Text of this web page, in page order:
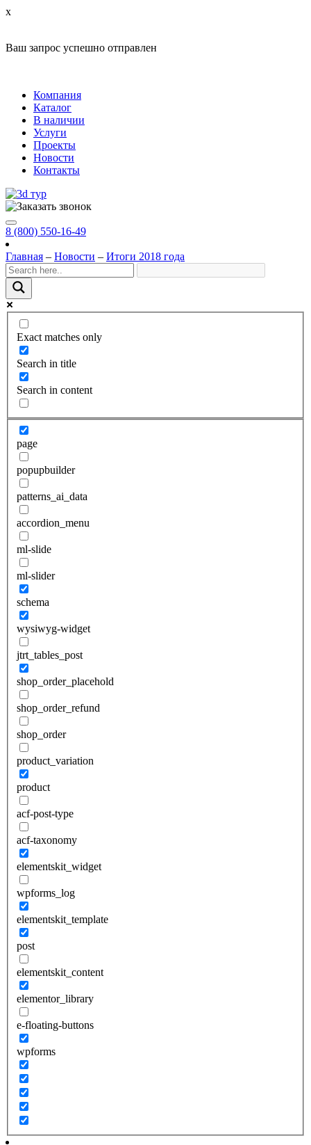
x
Ваш запрос успешно отправлен
Компания
Каталог
В наличии
Услуги
Проекты
Новости
Контакты
8 (800) 550-16-49
Главная – Новости – Итоги 2018 года
Exact matches only
Search in title
Search in content
page
popupbuilder
patterns_ai_data
accordion_menu
ml-slide
ml-slider
schema
wysiwyg-widget
jtrt_tables_post
shop_order_placehold
shop_order_refund
shop_order
product_variation
product
acf-post-type
acf-taxonomy
elementskit_widget
wpforms_log
elementskit_template
post
elementskit_content
elementor_library
e-floating-buttons
wpforms